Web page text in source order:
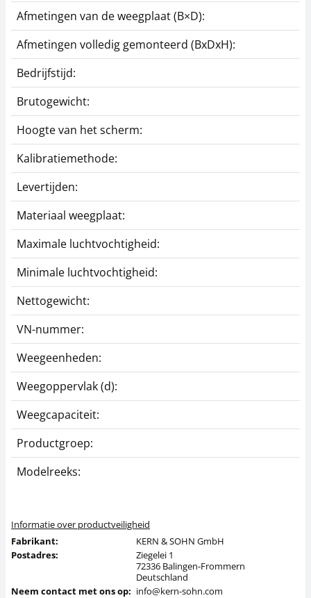
Afmetingen van de weegplaat (B×D):
Afmetingen volledig gemonteerd (BxDxH):
Bedrijfstijd:
Brutogewicht:
Hoogte van het scherm:
Kalibratiemethode:
Levertijden:
Materiaal weegplaat:
Maximale luchtvochtigheid:
Minimale luchtvochtigheid:
Nettogewicht:
VN-nummer:
Weegeenheden:
Weegoppervlak (d):
Weegcapaciteit:
Productgroep:
Modelreeks:
Informatie over productveiligheid
Fabrikant:
KERN & SOHN GmbH
Postadres:
Ziegelei 1
72336 Balingen-Frommern
Deutschland
Neem contact met ons op: info@kern-sohn.com